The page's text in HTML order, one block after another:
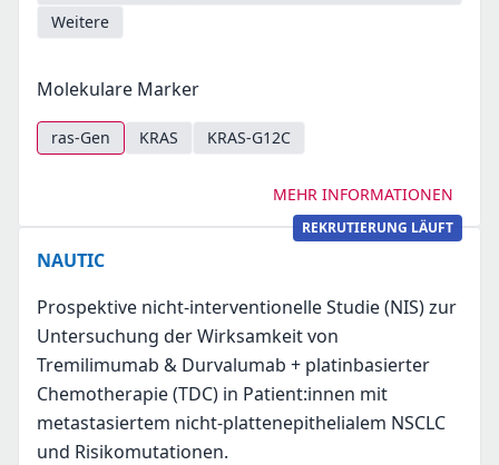
Weitere
Molekulare Marker
ras-Gen KRAS KRAS-G12C
MEHR INFORMATIONEN
REKRUTIERUNG LÄUFT
NAUTIC
Prospektive nicht-interventionelle Studie (NIS) zur
Untersuchung der Wirksamkeit von
Tremilimumab & Durvalumab + platinbasierter
Chemotherapie (TDC) in Patient:innen mit
metastasiertem nicht-plattenepithelialem NSCLC
und Risikomutationen.